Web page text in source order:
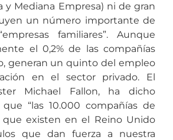
y Mediana Empresa) ni de gran
un número importante de
familiares”. Aunque
el 0,2% de las compañías
generan un quinto del empleo
en el sector privado. El
Michael Fallon, ha dicho
“las 10.000 compañías de
existen en el Reino Unido
que dan fuerza a nuestra